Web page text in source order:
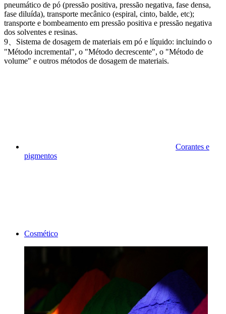
pneumático de pó (pressão positiva, pressão negativa, fase densa,
fase diluída), transporte mecânico (espiral, cinto, balde, etc);
transporte e bombeamento em pressão positiva e pressão negativa
dos solventes e resinas.
9、Sistema de dosagem de materiais em pó e líquido: incluindo o
"Método incremental", o "Método decrescente", o "Método de
volume" e outros métodos de dosagem de materiais.
Corantes e
pigmentos
Cosmético